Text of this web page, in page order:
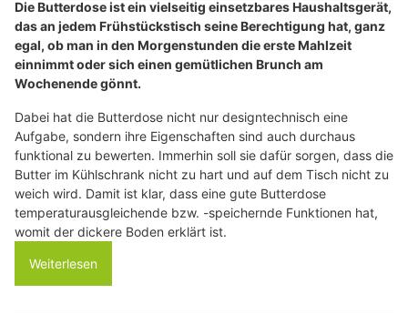
Die Butterdose ist ein vielseitig einsetzbares Haushaltsgerät,
das an jedem Frühstückstisch seine Berechtigung hat, ganz
egal, ob man in den Morgenstunden die erste Mahlzeit
einnimmt oder sich einen gemütlichen Brunch am
Wochenende gönnt.
Dabei hat die Butterdose nicht nur designtechnisch eine
Aufgabe, sondern ihre Eigenschaften sind auch durchaus
funktional zu bewerten. Immerhin soll sie dafür sorgen, dass die
Butter im Kühlschrank nicht zu hart und auf dem Tisch nicht zu
weich wird. Damit ist klar, dass eine gute Butterdose
temperaturausgleichende bzw. -speichernde Funktionen hat,
womit der dickere Boden erklärt ist.
Weiterlesen